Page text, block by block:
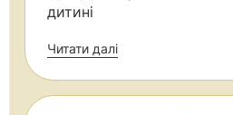
дитині
Читати далі